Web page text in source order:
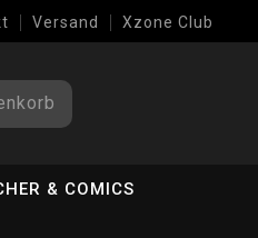
Versand Xzone Club
& COMICS